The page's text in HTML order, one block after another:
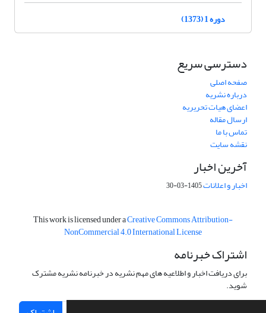
دوره 1 (1373)
دسترسی سریع
صفحه اصلی
درباره نشریه
اعضای هیات تحریریه
ارسال مقاله
تماس با ما
نقشه سایت
آخرین اخبار
اخبار و اعلانات1405-03-30
This work is licensed under aCreative Commons Attribution-
NonCommercial 4.0 International License
اشتراک خبرنامه
برای دریافت اخبار و اطلاعیه های مهم نشریه در خبرنامه نشریه مشترک
شوید.